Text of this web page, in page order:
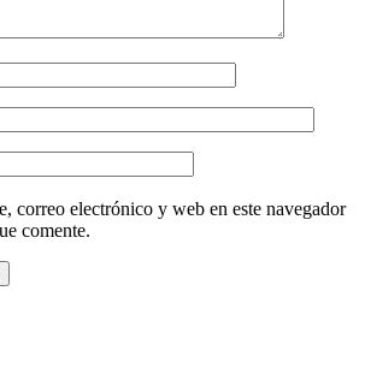
correo electrónico y web en este navegador
comente.